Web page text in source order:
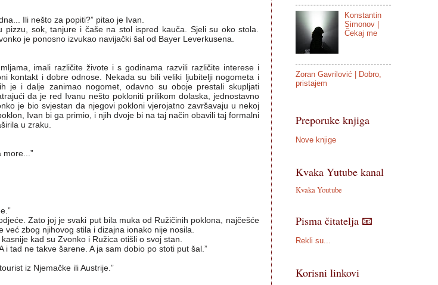
Ili nešto za popiti?” pitao je Ivan.
sok, tanjure i čaše na stol ispred kauča. Sjeli su oko stola.
je ponosno izvukao navijački šal od Bayer Leverkusena.
imali različite živote i s godinama razvili različite interese i
kontakt i dobre odnose. Nekada su bili veliki ljubitelji nogometa i
je i dalje zanimao nogomet, odavno su oboje prestali skupljati
da je red Ivanu nešto pokloniti prilikom dolaska, jednostavno
je bio svjestan da njegovi pokloni vjerojatno završavaju u nekoj
Ivan bi ga primio, i njih dvoje bi na taj način obavili taj formalni
u zraku.
more...”
Zato joj je svaki put bila muka od Ružičinih poklona, najčešće
zbog njihovog stila i dizajna ionako nije nosila.
kad su Zvonko i Ružica otišli o svoj stan.
i tad ne takve šarene. A ja sam dobio po stoti put šal.”
iz Njemačke ili Austrije.”
Konstantin
Simonov |
Čekaj me
Zoran Gavrilović | Dobro,
pristajem
Preporuke knjiga
Nove knjige
Kvaka Yutube kanal
Kvaka Youtube
Pisma čitatelja 📧
Rekli su...
Korisni linkovi